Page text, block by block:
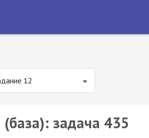
12
задача 435